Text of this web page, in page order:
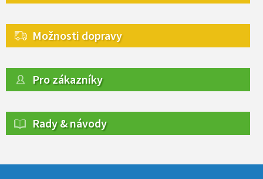
Možnosti dopravy
Pro zákazníky
Rady & návody